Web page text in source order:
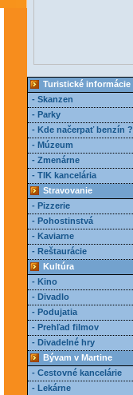
Turistické informácie
- Skanzen
- Parky
- Kde načerpať benzín ?
- Múzeum
- Zmenárne
- TIK kancelária
Stravovanie
- Pizzerie
- Pohostinstvá
- Kaviarne
- Reštaurácie
Kultúra
- Kino
- Divadlo
- Podujatia
- Prehľad filmov
- Divadelné hry
Bývam v Martine
- Cestovné kancelárie
- Lekárne